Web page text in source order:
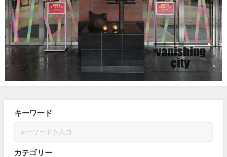
キーワード
カテゴリー